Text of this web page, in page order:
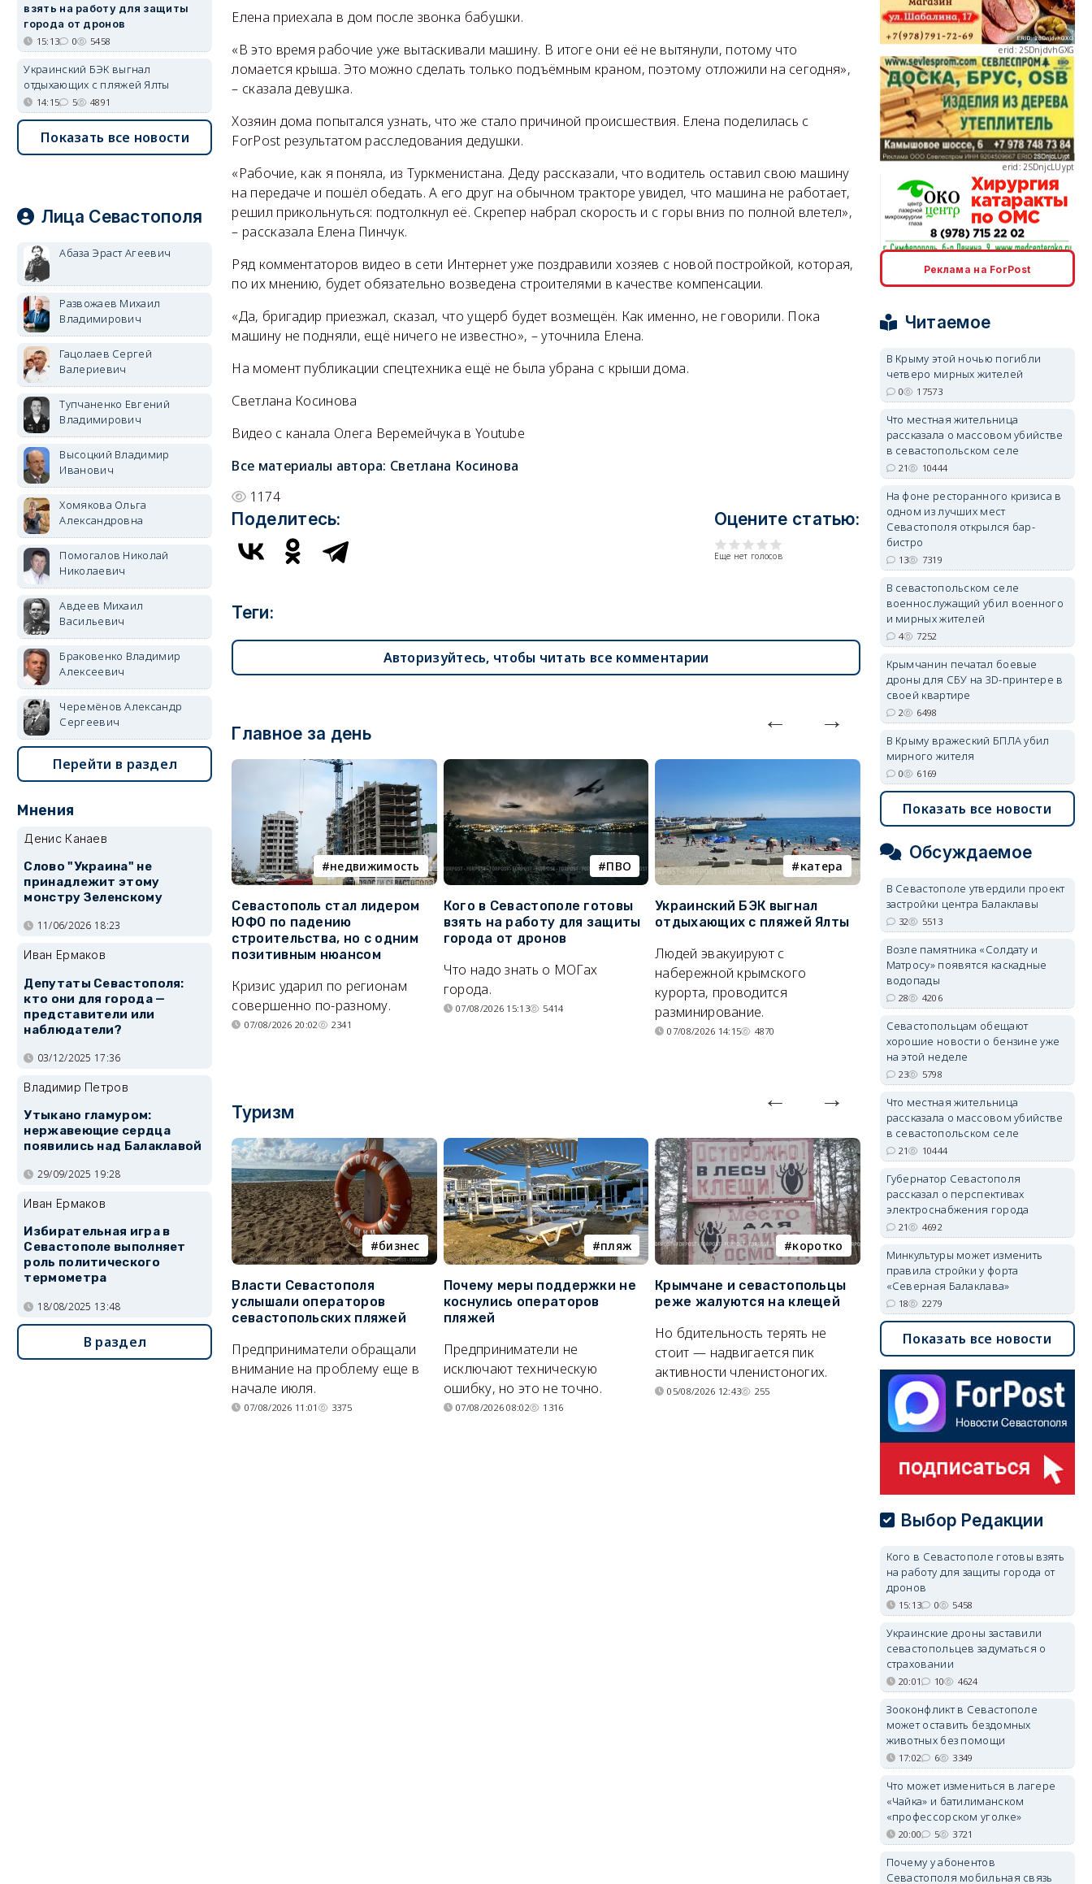
Елена приехала в дом после звонка бабушки.
«В это время рабочие уже вытаскивали машину. В итоге они её не вытянули, потому что
ломается крыша. Это можно сделать только подъёмным краном, поэтому отложили на сегодня»,
– сказала девушка.
Хозяин дома попытался узнать, что же стало причиной происшествия. Елена поделилась с
ForPost результатом расследования дедушки.
«Рабочие, как я поняла, из Туркменистана. Деду рассказали, что водитель оставил свою машину
на передаче и пошёл обедать. А его друг на обычном тракторе увидел, что машина не работает,
решил прикольнуться: подтолкнул её. Скрепер набрал скорость и с горы вниз по полной влетел»,
– рассказала Елена Пинчук.
Ряд комментаторов видео в сети Интернет уже поздравили хозяев с новой постройкой, которая,
по их мнению, будет обязательно возведена строителями в качестве компенсации.
«Да, бригадир приезжал, сказал, что ущерб будет возмещён. Как именно, не говорили. Пока
машину не подняли, ещё ничего не известно», – уточнила Елена.
На момент публикации спецтехника ещё не была убрана с крыши дома.
Светлана Косинова
Видео с канала Олега Веремейчука в Youtube
Все материалы автора: Светлана Косинова
1174
Поделитесь: Оцените статью:
Еще нет голосов
Теги:
Авторизуйтесь, чтобы читать все комментарии
Главное за день
недвижимость
Севастополь стал лидером
ЮФО по падению
строительства, но с одним
позитивным нюансом
Кризис ударил по регионам
совершенно по-разному.
07/08/2026 20:02 2341
ПВО
Кого в Севастополе готовы
взять на работу для защиты
города от дронов
Что надо знать о МОГах
города.
07/08/2026 15:13 5414
катера
Украинский БЭК выгнал
отдыхающих с пляжей Ялты
Людей эвакуируют с
набережной крымского
курорта, проводится
разминирование.
07/08/2026 14:15 4870
электроснабжение
Губернатор Севастополя
рассказал о перспективах
Энергетики, подчеркнул он,
делают практически
невозможное.
07/08/2026 10:13 4692
Туризм
бизнес
Власти Севастополя
услышали операторов
севастопольских пляжей
Предприниматели обращали
внимание на проблему еще в
начале июля.
07/08/2026 11:01 3375
пляж
Почему меры поддержки не
коснулись операторов
пляжей
Предприниматели не
исключают техническую
ошибку, но это не точно.
07/08/2026 08:02 1316
коротко
Крымчане и севастопольцы
реже жалуются на клещей
Но бдительность терять не
стоит — надвигается пик
активности членистоногих.
05/08/2026 12:43 255
В Севастополе утвердили
проект застройки центра
Балаклавы
Там появится туристический
квартал с отелями и
парковками.
05/08/2026 08:01 5514
взять на работу для защиты
города от дронов
15:13 0 5458
Украинский БЭК выгнал
отдыхающих с пляжей Ялты
14:15 5 4891
Показать все новости
Лица Севастополя
Абаза Эраст Агеевич
Развожаев Михаил
Владимирович
Гацолаев Сергей
Валериевич
Тупчаненко Евгений
Владимирович
Высоцкий Владимир
Иванович
Хомякова Ольга
Александровна
Помогалов Николай
Николаевич
Авдеев Михаил
Васильевич
Браковенко Владимир
Алексеевич
Черемёнов Александр
Сергеевич
Перейти в раздел
Мнения
Денис Канаев
Слово "Украина" не
принадлежит этому
монстру Зеленскому
11/06/2026 18:23
Иван Ермаков
Депутаты Севастополя:
кто они для города —
представители или
наблюдатели?
03/12/2025 17:36
Владимир Петров
Утыкано гламуром:
нержавеющие сердца
появились над Балаклавой
29/09/2025 19:28
Иван Ермаков
Избирательная игра в
Севастополе выполняет
роль политического
термометра
18/08/2025 13:48
В раздел
erid: 2SDnjdvhGXG
erid: 2SDnjcLUypt
erid: 2SDnjdPjgYS
erid: 2SDnjdvhGXG
Реклама на ForPost
Читаемое
В Крыму этой ночью погибли
четверо мирных жителей
0 17573
Что местная жительница
рассказала о массовом убийстве
в севастопольском селе
21 10444
На фоне ресторанного кризиса в
одном из лучших мест
Севастополя открылся бар-
бистро
13 7319
В севастопольском селе
военнослужащий убил военного
и мирных жителей
4 7252
Крымчанин печатал боевые
дроны для СБУ на 3D-принтере в
своей квартире
2 6498
В Крыму вражеский БПЛА убил
мирного жителя
0 6169
Показать все новости
Обсуждаемое
В Севастополе утвердили проект
застройки центра Балаклавы
32 5513
Возле памятника «Солдату и
Матросу» появятся каскадные
водопады
28 4206
Севастопольцам обещают
хорошие новости о бензине уже
на этой неделе
23 5798
Что местная жительница
рассказала о массовом убийстве
в севастопольском селе
21 10444
Губернатор Севастополя
рассказал о перспективах
электроснабжения города
21 4692
Минкультуры может изменить
правила стройки у форта
«Северная Балаклава»
18 2279
Показать все новости
Выбор Редакции
Кого в Севастополе готовы взять
на работу для защиты города от
дронов
15:13 0 5458
Украинские дроны заставили
севастопольцев задуматься о
страховании
20:01 10 4624
Зооконфликт в Севастополе
может оставить бездомных
животных без помощи
17:02 6 3349
Что может измениться в лагере
«Чайка» и батилиманском
«профессорском уголке»
20:00 5 3721
Почему у абонентов
Севастополя мобильная связь